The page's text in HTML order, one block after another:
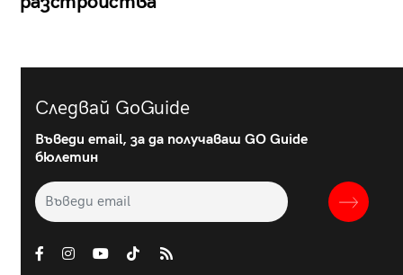
Следвай GoGuide
Въведи email, за да получаваш GO Guide
бюлетин